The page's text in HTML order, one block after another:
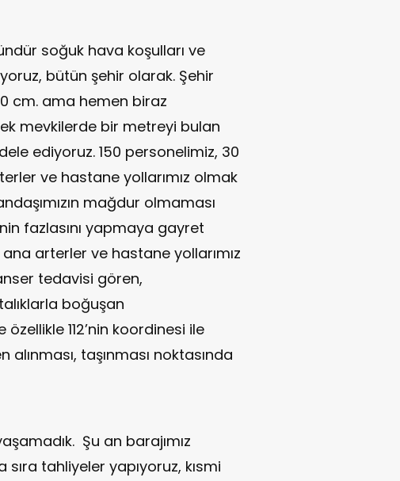
soğuk hava koşulları ve
bütün şehir olarak. Şehir
cm. ama hemen biraz
mevkilerde bir metreyi bulan
ediyoruz. 150 personelimiz, 30
ve hastane yollarımız olmak
mağdur olmaması
fazlasını yapmaya gayret
arterler ve hastane yollarımız
tedavisi gören,
boğuşan
112’nin koordinesi ile
taşınması noktasında
Şu an barajımız
tahliyeler yapıyoruz, kısmi